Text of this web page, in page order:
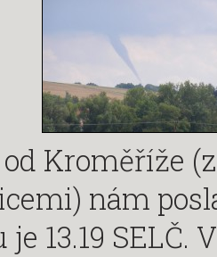
Kroměříže
nám
13.19 SELČ.